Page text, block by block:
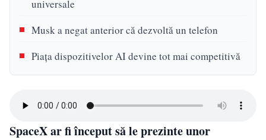
universale
Musk a negat anterior că dezvoltă un telefon
Piața dispozitivelor AI devine tot mai competitivă
SpaceX ar fi început să le prezinte unor